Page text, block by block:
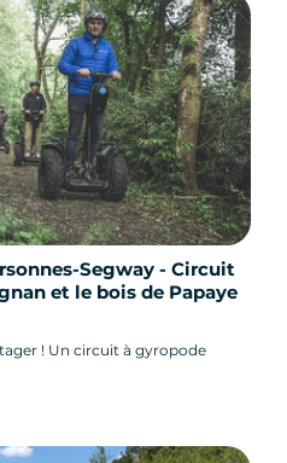
Segway - Circuit
et le bois de Papaye
! Un circuit à gyropode